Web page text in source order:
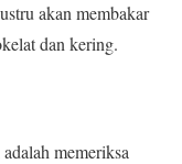
akan membakar
dan kering.
memeriksa